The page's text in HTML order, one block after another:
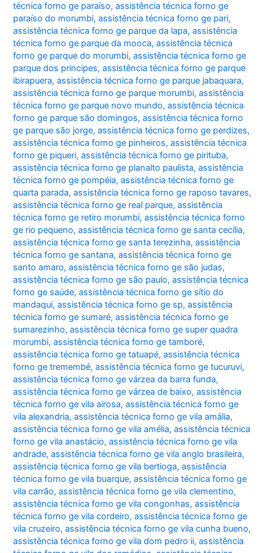
técnica forno ge paraíso,assistência técnica forno ge
paraíso do morumbi,assistência técnica forno ge pari,
assistência técnica forno ge parque da lapa,assistência
técnica forno ge parque da mooca,assistência técnica
forno ge parque do morumbi,assistência técnica forno ge
parque dos principes,assistência técnica forno ge parque
ibirapuera,assistência técnica forno ge parque jabaquara,
assistência técnica forno ge parque morumbi,assistência
técnica forno ge parque novo mundo,assistência técnica
forno ge parque são domingos,assistência técnica forno
ge parque são jorge,assistência técnica forno ge perdizes,
assistência técnica forno ge pinheiros,assistência técnica
forno ge piqueri,assistência técnica forno ge pirituba,
assistência técnica forno ge planalto paulista,assistência
técnica forno ge pompéia,assistência técnica forno ge
quarta parada,assistência técnica forno ge raposo tavares,
assistência técnica forno ge real parque,assistência
técnica forno ge retiro morumbi,assistência técnica forno
ge rio pequeno,assistência técnica forno ge santa cecília,
assistência técnica forno ge santa terezinha,assistência
técnica forno ge santana,assistência técnica forno ge
santo amaro,assistência técnica forno ge são judas,
assistência técnica forno ge são paulo,assistência técnica
forno ge saúde,assistência técnica forno ge sítio do
mandaqui,assistência técnica forno ge sp,assistência
técnica forno ge sumaré,assistência técnica forno ge
sumarezinho,assistência técnica forno ge super quadra
morumbi,assistência técnica forno ge tamboré,
assistência técnica forno ge tatuapé,assistência técnica
forno ge tremembé,assistência técnica forno ge tucuruvi,
assistência técnica forno ge várzea da barra funda,
assistência técnica forno ge várzea de baixo,assistência
técnica forno ge vila airosa,assistência técnica forno ge
vila alexandria,assistência técnica forno ge vila amália,
assistência técnica forno ge vila amélia,assistência técnica
forno ge vila anastácio,assistência técnica forno ge vila
andrade,assistência técnica forno ge vila anglo brasileira,
assistência técnica forno ge vila bertioga,assistência
técnica forno ge vila buarque,assistência técnica forno ge
vila carrão,assistência técnica forno ge vila clementino,
assistência técnica forno ge vila congonhas,assistência
técnica forno ge vila cordeiro,assistência técnica forno ge
vila cruzeiro,assistência técnica forno ge vila cunha bueno,
assistência técnica forno ge vila dom pedro ii,assistência